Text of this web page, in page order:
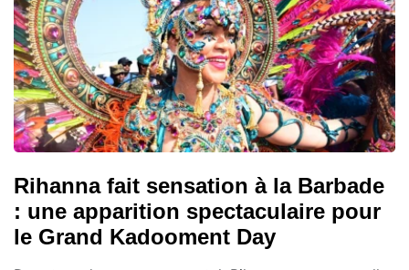
Rihanna fait sensation à la Barbade
: une apparition spectaculaire pour
le Grand Kadooment Day